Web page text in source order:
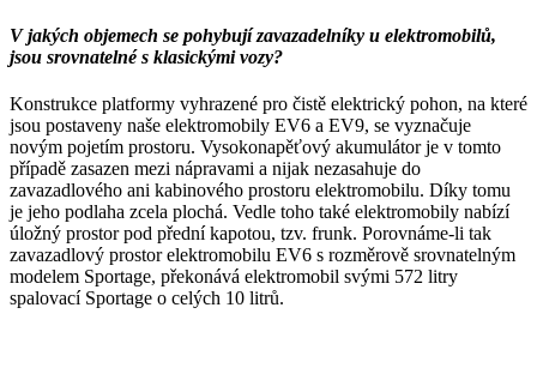
V jakých objemech se pohybují zavazadelníky u elektromobilů,
jsou srovnatelné s klasickými vozy?
Konstrukce platformy vyhrazené pro čistě elektrický pohon, na které
jsou postaveny naše elektromobily EV6 a EV9, se vyznačuje
novým pojetím prostoru. Vysokonapěťový akumulátor je v tomto
případě zasazen mezi nápravami a nijak nezasahuje do
zavazadlového ani kabinového prostoru elektromobilu. Díky tomu
je jeho podlaha zcela plochá. Vedle toho také elektromobily nabízí
úložný prostor pod přední kapotou, tzv. frunk. Porovnáme-li tak
zavazadlový prostor elektromobilu EV6 s rozměrově srovnatelným
modelem Sportage, překonává elektromobil svými 572 litry
spalovací Sportage o celých 10 litrů.